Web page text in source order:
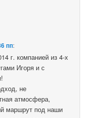
пп:
г. компанией из 4-х
Игоря и с
не
атмосфера,
маршрут под наши